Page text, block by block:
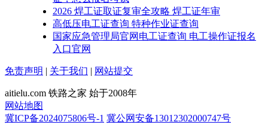
2026 焊工证取证复审全攻略 焊工证年审
高低压电工证查询 特种作业证查询
国家应急管理局官网电工证查询 电工操作证报名
入口官网
免责声明 | 关于我们 | 网站提交
aitielu.com 铁路之家 始于2008年
网站地图
冀ICP备2024075806号-1 冀公网安备13012302000747号